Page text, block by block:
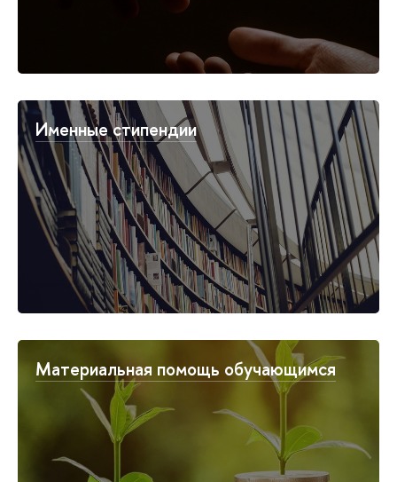
Именные стипендии
Материальная помощь обучающимся